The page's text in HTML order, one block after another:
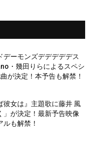
デーモンズデデデデデス
・幾田りらによるスペシ
が決定！本予告も解禁！
彼女は』主題歌に藤井 風
」が決定！最新予告映像
も解禁！